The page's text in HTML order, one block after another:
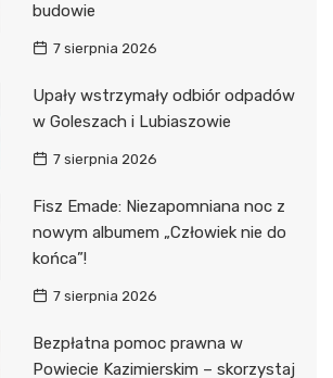
budowie
7 sierpnia 2026
Upały wstrzymały odbiór odpadów
w Goleszach i Lubiaszowie
7 sierpnia 2026
Fisz Emade: Niezapomniana noc z
nowym albumem „Człowiek nie do
końca”!
7 sierpnia 2026
Bezpłatna pomoc prawna w
Powiecie Kazimierskim – skorzystaj